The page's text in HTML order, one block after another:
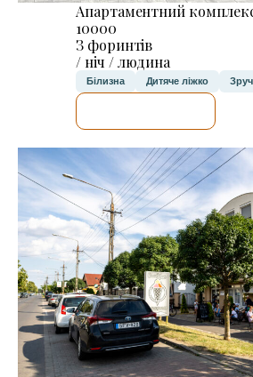
Апартаментний
10000
З форинтів
/ ніч / людина
Білизна Дитяче ліжко